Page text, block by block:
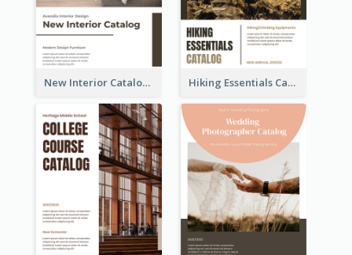
New Interior Catalog Hiking Essentials Catalog